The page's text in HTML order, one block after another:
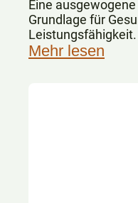
Eine
Grundlage für
Hauptnährstoffe
Mehr lesen